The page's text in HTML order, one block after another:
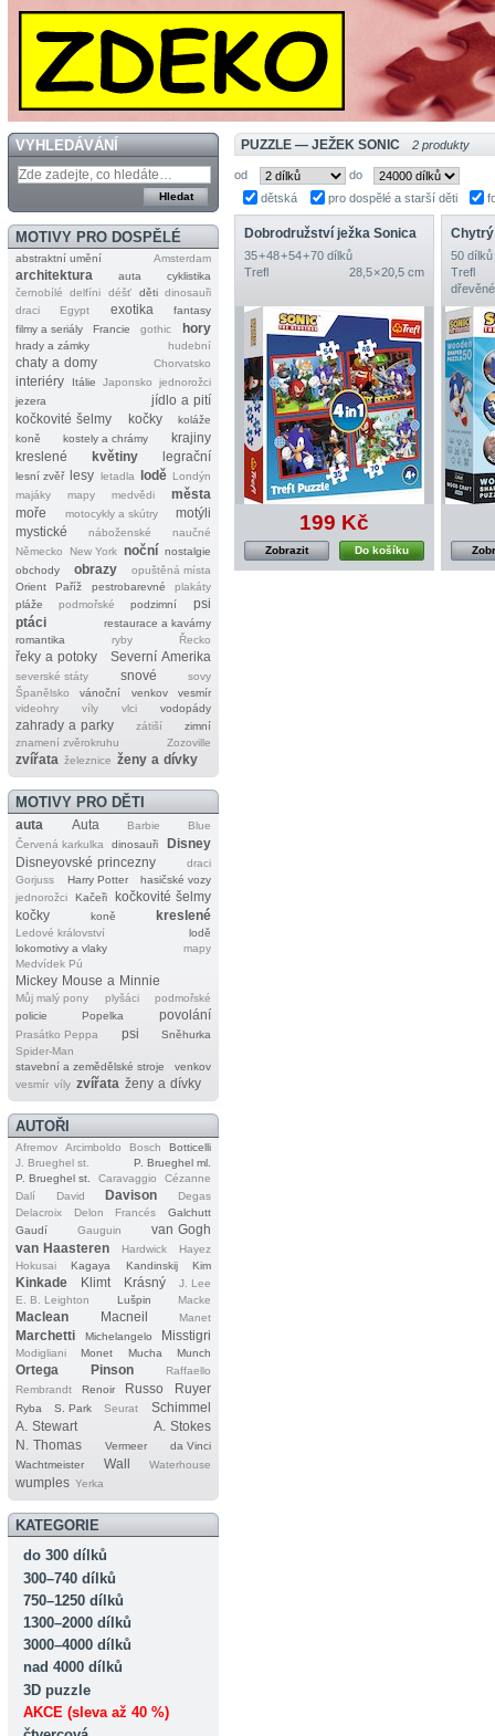
VYHLEDÁVÁNÍ
MOTIVY PRO DOSPĚLÉ
abstraktní umění Amsterdam
architektura auta
cyklistika
černobílé
delfíni déšť děti dinosauři
draci
Egypt exotika
fantasy
filmy a seriály
Francie gothic hory
hrady a zámky hudební
chaty a domy Chorvatsko
interiéry Itálie Japonsko
jednorožci
jezera
jídlo a pití
kočkovité šelmy
kočky
koláže
koně
kostely a chrámy
krajiny
kreslené
květiny legrační
lesní zvěř lesy letadla lodě Londýn
majáky
mapy medvědi
města
moře
motocykly a skútry
motýli
mystické
náboženské
naučné
Německo
New York noční nostalgie
obchody
obrazy
opuštěná místa
Orient
Paříž pestrobarevné
plakáty
pláže
podmořské podzimní
psi
ptáci
restaurace a kavárny
romantika
ryby Řecko
řeky a potoky Severní Amerika
severské státy snové
sovy
Španělsko
vánoční venkov
vesmír
videohry
víly vlci vodopády
zahrady a parky zátiší
zimní
znamení zvěrokruhu
Zozoville
zvířata železnice ženy a dívky
MOTIVY PRO DĚTI
auta Auta Barbie
Blue
Červená karkulka
dinosauři
Disney
Disneyovské princezny
draci
Gorjuss
Harry Potter
hasičské vozy
jednorožci
Kačeři
kočkovité šelmy
kočky
koně kreslené
Ledové království
lodě
lokomotivy a vlaky
mapy
Medvídek Pú
Mickey Mouse a Minnie
Můj malý pony plyšáci
podmořské
policie
Popelka povolání
Prasátko Peppa psi
Sněhurka
Spider‐Man
stavební a zemědělské stroje
venkov
vesmír víly zvířata ženy a dívky
AUTOŘI
Afremov Arcimboldo Bosch
Botticelli
J. Brueghel st.
P. Brueghel ml.
P. Brueghel st.
Caravaggio
Cézanne
Dalí
David Davison
Degas
Delacroix
Delon Francés
Galchutt
Gaudí
Gauguin
van Gogh
van Haasteren
Hardwick
Hayez
Hokusai
Kagaya Kandinskij Kim
Kinkade Klimt Krásný
J. Lee
E. B. Leighton
Lušpin Macke
Maclean Macneil Manet
Marchetti Michelangelo Misstigri
Modigliani Monet Mucha Munch
Ortega Pinson
Raffaello
Rembrandt
Renoir Russo Ruyer
Ryba S. Park Seurat
Schimmel
A. Stewart
A. Stokes
N. Thomas
Vermeer
da Vinci
Wachtmeister
Wall Waterhouse
wumples Yerka
KATEGORIE
do 300 dílků
300–740 dílků
750–1250 dílků
1300–2000 dílků
3000–4000 dílků
nad 4000 dílků
3D puzzle
AKCE (sleva až 40 %)
PUZZLE — JEŽEK SONIC 2 produkty
od
do
dětská
pro dospělé a starší děti
Dobrodružství ježka Sonica
35 + 48 + 54 + 70 dílků
28,5 × 20,5 cm
Trefl
199 Kč
Do košíku
Zobrazit
50 dílků
Trefl